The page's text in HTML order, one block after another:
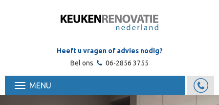
Heeft u vragen of advies nodig?
Bel ons
06-2856 3755
MENU